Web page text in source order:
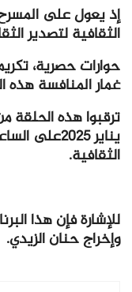
إذ يعول على المسرح
الثقافية لتصدير
حوارات حصرية،
غمار المنافسة هذه
يناير
الثقافية.
للإشارة فإن هذا
وإخراج حنان الزيدي.